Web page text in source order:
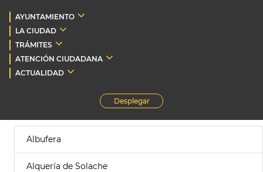
AYUNTAMIENTO
LA CIUDAD
TRÁMITES
ATENCIÓN CIUDADANA
ACTUALIDAD
Desplegar
Albufera
Alquería de Solache